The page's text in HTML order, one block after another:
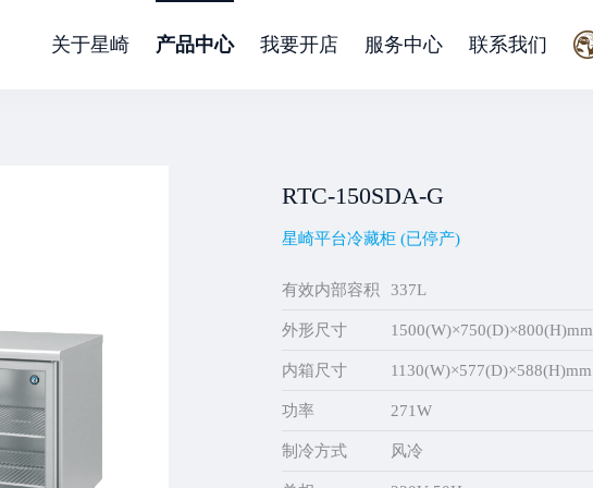
关于星崎 产品中心 我要开店 服务中心 联系我们
RTC-150SDA-G
星崎平台冷藏柜 (已停产)
有效内部容积 337L
外形尺寸 1500(W)×750(D)×800(H)mm
内箱尺寸 1130(W)×577(D)×588(H)mm
功率 271W
制冷方式 风冷